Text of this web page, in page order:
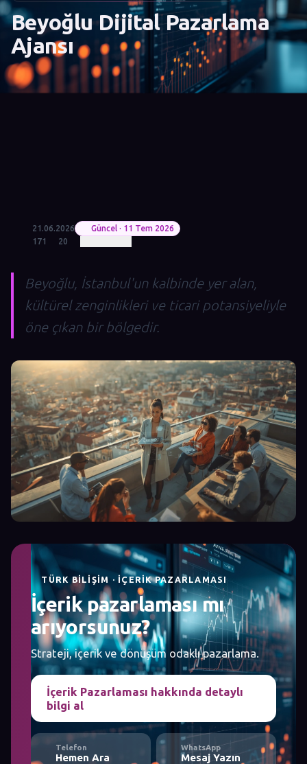
Beyoğlu Dijital Pazarlama
Ajansı
21.06.2026
Güncel · 11 Tem 2026
171
20
Beyoğlu, İstanbul'un kalbinde yer alan,
kültürel zenginlikleri ve ticari potansiyeliyle
öne çıkan bir bölgedir.
TÜRK BILIŞIM · İÇERIK PAZARLAMASI
İçerik pazarlaması mı
arıyorsunuz?
Strateji, içerik ve dönüşüm odaklı pazarlama.
İçerik Pazarlaması hakkında detaylı
bilgi al
Telefon
Hemen Ara
WhatsApp
Mesaj Yazın